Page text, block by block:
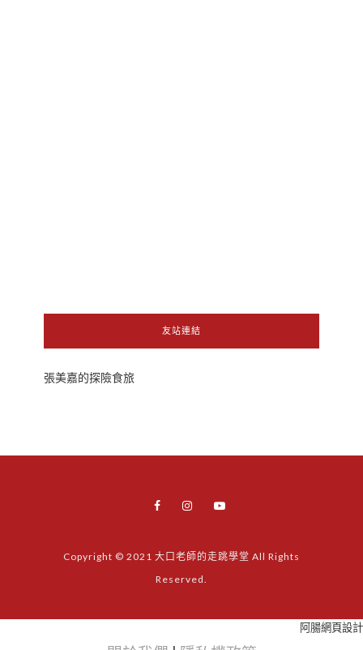
友站連結
張美嘉的探險食旅
Copyright © 2021 大口老師的走跳學堂 All Rights
Reserved.
阿腸網頁設計